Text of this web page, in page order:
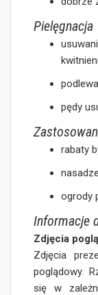
Pielęgnacja
pędy
rabaty
ogrody
Informacje
Zdjęcia
Zdjęcia
poglądowy.
się w